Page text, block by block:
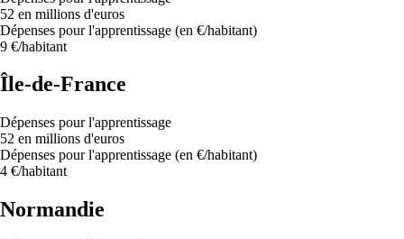
52 en millions d'euros
Dépenses pour l'apprentissage (en €/habitant)
9 €/habitant
Île-de-France
Dépenses pour l'apprentissage
52 en millions d'euros
Dépenses pour l'apprentissage (en €/habitant)
4 €/habitant
Normandie